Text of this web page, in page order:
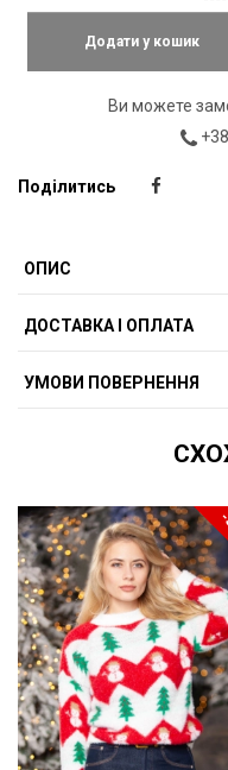
Додати у кошик
Ви можете
Поділитись
ОПИС
ДОСТАВКА І ОПЛАТА
УМОВИ ПОВЕРНЕННЯ
-